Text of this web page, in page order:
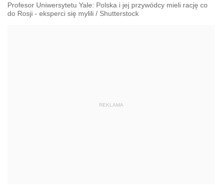
Profesor Uniwersytetu Yale: Polska i jej przywódcy mieli rację co
do Rosji - eksperci się mylili / Shutterstock